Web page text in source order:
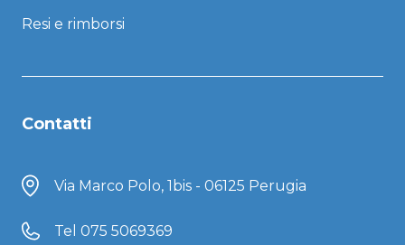
Resi e rimborsi
Contatti
Via Marco Polo, 1bis - 06125 Perugia
Tel 075 5069369